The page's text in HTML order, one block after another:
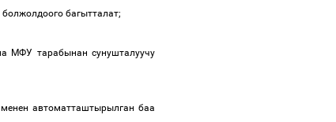
багытталат;
МФУ тарабынан сунушталуучу
автоматташтырылган баа